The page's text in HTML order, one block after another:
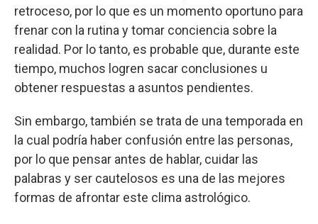
retroceso, por lo que es un momento oportuno para
frenar con la rutina y tomar conciencia sobre la
realidad. Por lo tanto, es probable que, durante este
tiempo, muchos logren sacar conclusiones u
obtener respuestas a asuntos pendientes.
Sin embargo, también se trata de una temporada en
la cual podría haber confusión entre las personas,
por lo que pensar antes de hablar, cuidar las
palabras y ser cautelosos es una de las mejores
formas de afrontar este clima astrológico.